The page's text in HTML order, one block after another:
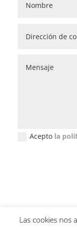
Política de
Acepto la
Las cookies nos